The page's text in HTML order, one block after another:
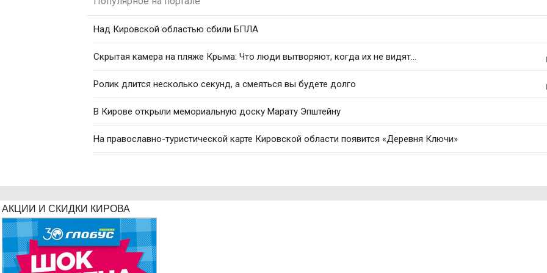
Над Кировской областью сбили БПЛА
Скрытая камера на пляже Крыма: Что люди вытворяют, когда их не видят...
Ролик длится несколько секунд, а смеяться вы будете долго
В Кирове открыли мемориальную доску Марату Эпштейну
На православно-туристической карте Кировской области появится «Деревня Ключи»
АКЦИИ И СКИДКИ КИРОВА